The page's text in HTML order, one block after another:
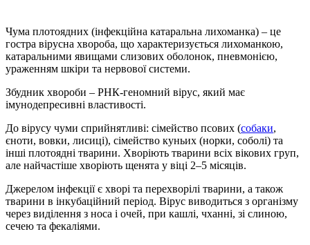
Чума плотоядних (інфекційна катаральна лихоманка) – це
гостра вірусна хвороба, що характеризується лихоманкою,
катаральними явищами слизових оболонок, пневмонією,
ураженням шкіри та нервової системи.
Збудник хвороби – РНК-геномний вірус, який має
імунодепресивні властивості.
До вірусу чуми сприйнятливі: сімейство псових (собаки,
єноти, вовки, лисиці), сімейство куньих (норки, соболі) та
інші плотоядні тварини. Хворіють тварини всіх вікових груп,
але найчастіше хворіють щенята у віці 2–5 місяців.
Джерелом інфекції є хворі та перехворілі тварини, а також
тварини в інкубаційний період. Вірус виводиться з організму
через виділення з носа і очей, при кашлі, чханні, зі слиною,
сечею та фекаліями.